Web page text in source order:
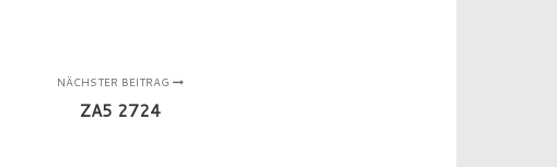
NÄCHSTER BEITRAG
ZA5 2724